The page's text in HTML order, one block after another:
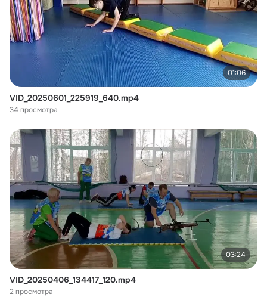
01:06
VID_20250601_225919_640.mp4
34 просмотра
03:24
VID_20250406_134417_120.mp4
2 просмотра